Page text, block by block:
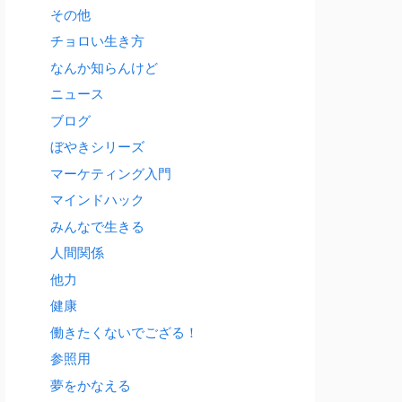
その他
チョロい生き方
なんか知らんけど
ニュース
ブログ
ぼやきシリーズ
マーケティング入門
マインドハック
みんなで生きる
人間関係
他力
健康
働きたくないでござる！
参照用
夢をかなえる